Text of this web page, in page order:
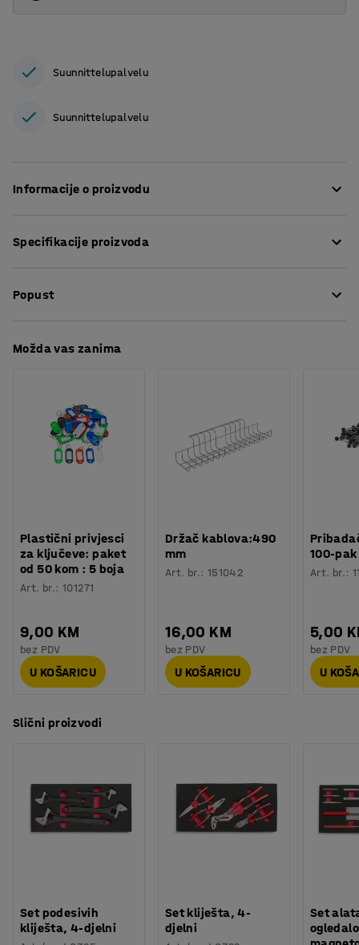
Suunnittelupalvelu
Suunnittelupalvelu
Informacije o proizvodu
zahtjeva. Set uključuje adaptere za 3/8 "i 1/2"
Specifikacije proizvoda
Širina:
Procjena vremena:
Popust
Možda vas zanima
Plastični privjesci
za ključeve: paket
od 50 kom : 5 boja
Art. br.:101271
9,00 KM
bez PDV
U KOŠARICU
Držač kablova:490
mm
Art. br.: 151042
16,00 KM
bez PDV
U KOŠARICU
100-pak
Art. br.:
5,00
bez PDV
U
Slični proizvodi
Set podesivih
kliješta, 4-djelni
Set kliješta, 4-
djelni
Set